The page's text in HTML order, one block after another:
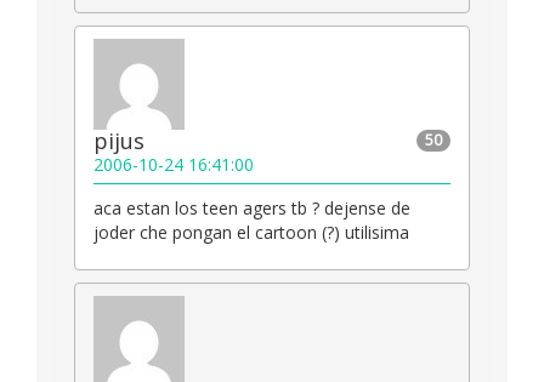
50
pijus
2006-10-24 16:41:00
aca estan los teen agers tb ? dejense de
joder che pongan el cartoon (?) utilisima